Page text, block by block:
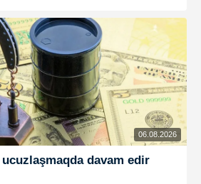
06.08.2026
davam edir